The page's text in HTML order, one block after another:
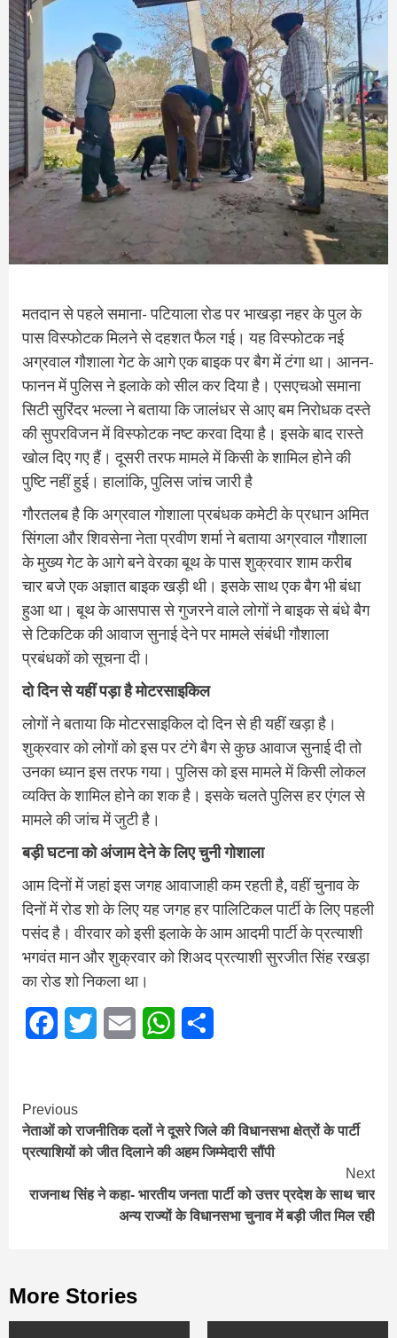
मतदान से पहले समाना- पटियाला रोड पर भाखड़ा नहर के पुल के
पास विस्फाेटक मिलने से दहशत फैल गई। यह विस्फाेटक नई
अग्रवाल गौशाला गेट के आगे एक बाइक पर बैग में टंगा था। आनन-
फानन में पुलिस ने इलाके को सील कर दिया है। एसएचओ समाना
सिटी सुरिंदर भल्ला ने बताया कि जालंधर से आए बम निरोधक दस्ते
की सुपरविजन में विस्फाेटक नष्ट करवा दिया है। इसके बाद रास्ते
खोल दिए गए हैं। दूसरी तरफ मामले में किसी के शामिल हाेने की
पुष्टि नहीं हुई। हालांकि, पुलिस जांच जारी है
गाैरतलब है कि अग्रवाल गाेशाला प्रबंधक कमेटी के प्रधान अमित
सिंगला और शिवसेना नेता प्रवीण शर्मा ने बताया अग्रवाल गौशाला
के मुख्य गेट के आगे बने वेरका बूथ के पास शुक्रवार शाम करीब
चार बजे एक अज्ञात बाइक खड़ी थी। इसके साथ एक बैग भी बंधा
हुआ था। बूथ के आसपास से गुजरने वाले लोगों ने बाइक से बंधे बैग
से टिकटिक की आवाज सुनाई देने पर मामले संबंधी गौशाला
प्रबंधकाें को सूचना दी।
दो दिन से यहीं पड़ा है मोटरसाइकिल
लोगों ने बताया कि मोटरसाइकिल दो दिन से ही यहीं खड़ा है।
शुक्रवार को लोगों को इस पर टंगे बैग से कुछ आवाज सुनाई दी तो
उनका ध्यान इस तरफ गया। पुलिस को इस मामले में किसी लोकल
व्यक्ति के शामिल होने का शक है। इसके चलते पुलिस हर एंगल से
मामले की जांच में जुटी है।
बड़ी घटना को अंजाम देने के लिए चुनी गोशाला
आम दिनों में जहां इस जगह आवाजाही कम रहती है, वहीं चुनाव के
दिनों में रोड शो के लिए यह जगह हर पालिटिकल पार्टी के लिए पहली
पसंद है। वीरवार को इसी इलाके के आम आदमी पार्टी के प्रत्याशी
भगवंत मान और शुक्रवार को शिअद प्रत्याशी सुरजीत सिंह रखड़ा
का रोड शो निकला था।
FacebookTwitter Email WhatsApp
Continue
Reading
Previous
नेताओं को राजनीतिक दलों ने दूसरे जिले की विधानसभा क्षेत्रों के पार्टी
प्रत्याशियों को जीत दिलाने की अहम जिम्मेदारी सौंपी
Next
राजनाथ सिंह ने कहा- भारतीय जनता पार्टी को उत्तर प्रदेश के साथ चार
अन्य राज्यों के विधानसभा चुनाव में बड़ी जीत मिल रही
More Stories